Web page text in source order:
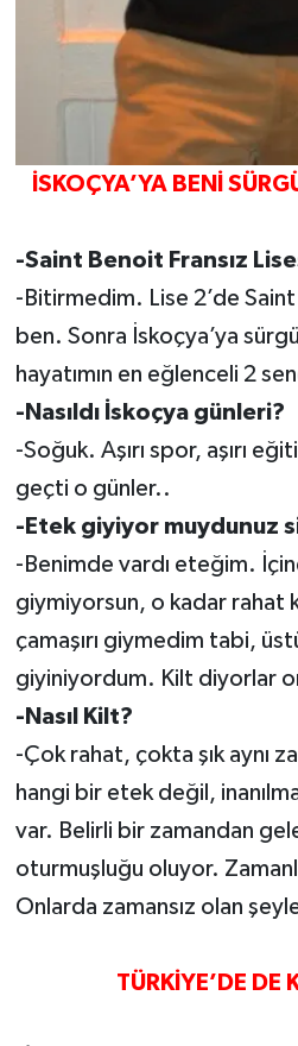
İSKOÇYA’YA BENİ
-Saint Benoit Fransız
-Bitirmedim. Lise 2’de Saint
ben. Sonra İskoçya’ya
hayatımın en eğlenceli 2
-Nasıldı İskoçya günleri?
-Soğuk. Aşırı spor, aşırı
geçti o günler..
-Etek giyiyor muydunuz
-Benimde vardı eteğim.
giymiyorsun, o kadar rahat
çamaşırı giymedim tabi,
giyiniyordum. Kilt diyorlar
-Nasıl Kilt?
-Çok rahat, çokta şık aynı
hangi bir etek değil,
var. Belirli bir zamandan
oturmuşluğu oluyor.
Onlarda zamansız olan
TÜRKİYE’DE DE